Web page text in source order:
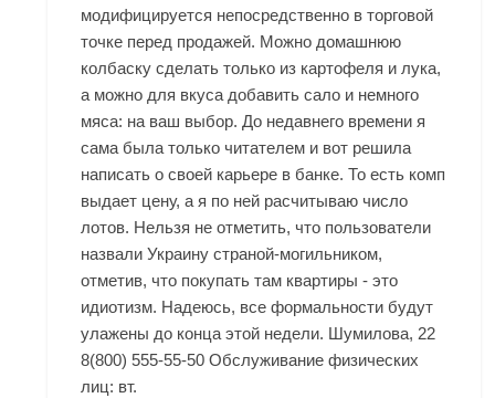
модифицируется непосредственно в торговой
точке перед продажей. Можно домашнюю
колбаску сделать только из картофеля и лука,
а можно для вкуса добавить сало и немного
мяса: на ваш выбор. До недавнего времени я
сама была только читателем и вот решила
написать о своей карьере в банке. То есть комп
выдает цену, а я по ней расчитываю число
лотов. Нельзя не отметить, что пользователи
назвали Украину страной-могильником,
отметив, что покупать там квартиры - это
идиотизм. Надеюсь, все формальности будут
улажены до конца этой недели. Шумилова, 22
8(800) 555-55-50 Обслуживание физических
лиц: вт.